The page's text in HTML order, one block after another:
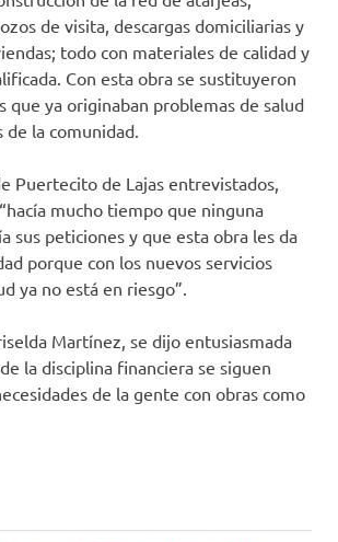
de visita, descargas domiciliarias y
todo con materiales de calidad y
Con esta obra se sustituyeron
que ya originaban problemas de salud
la comunidad.
Puertecito de Lajas entrevistados,
mucho tiempo que ninguna
sus peticiones y que esta obra les da
porque con los nuevos servicios
ya no está en riesgo”.
Martínez, se dijo entusiasmada
la disciplina financiera se siguen
de la gente con obras como